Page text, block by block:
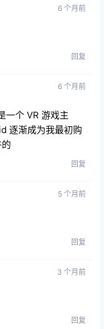
6 个月前
回复
6 个月前
一个 VR 游戏主
逐渐成为我最初购
回复
5 个月前
回复
3 个月前
回复